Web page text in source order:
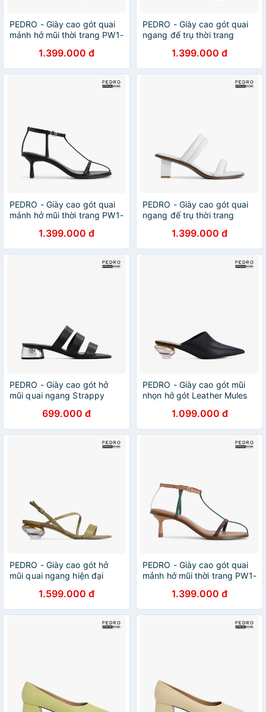
PEDRO - Giày cao gót quai
mảnh hở mũi thời trang PW1-
1.399.000 đ
PEDRO - Giày cao gót quai
ngang đế trụ thời trang
1.399.000 đ
PEDRO - Giày cao gót quai
mảnh hở mũi thời trang PW1-
1.399.000 đ
PEDRO - Giày cao gót quai
ngang đế trụ thời trang
1.399.000 đ
PEDRO - Giày cao gót hở
mũi quai ngang Strappy
699.000 đ
PEDRO - Giày cao gót mũi
nhọn hở gót Leather Mules
1.099.000 đ
PEDRO - Giày cao gót hở
mũi quai ngang hiện đại
1.599.000 đ
PEDRO - Giày cao gót quai
mảnh hở mũi thời trang PW1-
1.399.000 đ